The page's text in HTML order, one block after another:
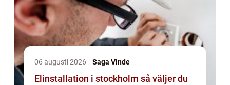
06 augusti 2026 Saga Vinde
Elinstallation i stockholm så väljer du